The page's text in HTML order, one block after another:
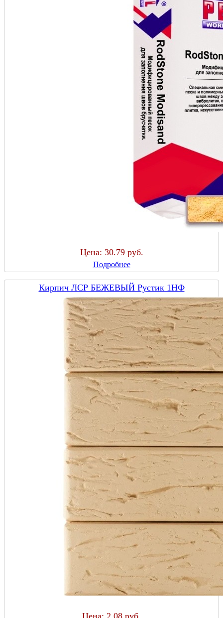
Цена: 30.79 руб.
Подробнее
Кирпич ЛСР БЕЖЕВЫЙ Рустик 1НФ